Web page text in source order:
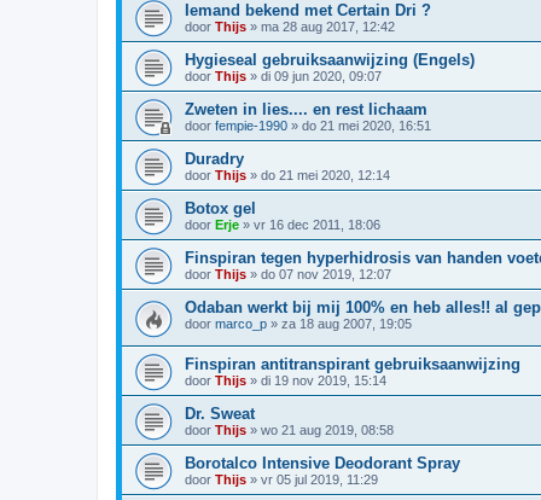
Iemand bekend met Certain Dri ?
door Thijs » ma 28 aug 2017, 12:42
Hygieseal gebruiksaanwijzing (Engels)
door Thijs » di 09 jun 2020, 09:07
Zweten in lies.... en rest lichaam
door fempie-1990 » do 21 mei 2020, 16:51
Duradry
door Thijs » do 21 mei 2020, 12:14
Botox gel
door Erje » vr 16 dec 2011, 18:06
Finspiran tegen hyperhidrosis van handen
door Thijs » do 07 nov 2019, 12:07
Odaban werkt bij mij 100% en heb alles!! al
door marco_p » za 18 aug 2007, 19:05
Finspiran antitranspirant gebruiksaanwijzing
door Thijs » di 19 nov 2019, 15:14
Dr. Sweat
door Thijs » wo 21 aug 2019, 08:58
Borotalco Intensive Deodorant Spray
door Thijs » vr 05 jul 2019, 11:29